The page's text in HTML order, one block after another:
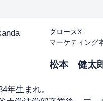
グロースX
マーケティング
松本 健太
年生まれ。